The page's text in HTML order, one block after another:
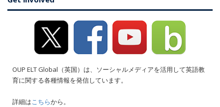
OUP ELT Global（英国）は、ソーシャルメディアを活用して英語教
育に関する各種情報を発信しています。
詳細はこちらから。